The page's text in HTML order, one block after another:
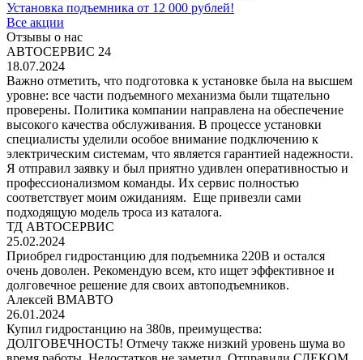
Установка подъемника от 12 000 рублей!
Все акции
Отзывы о нас
АВТОСЕРВИС 24
18.07.2024
Важно отметить, что подготовка к установке была на высшем
уровне: все части подъемного механизма были тщательно
проверены. Политика компании направлена на обеспечение
высокого качества обслуживания. В процессе установки
специалисты уделили особое внимание подключению к
электрическим системам, что является гарантией надежности.
Я отправил заявку и был приятно удивлен оперативностью и
профессионализмом команды. Их сервис полностью
соответствует моим ожиданиям. Еще привезли сами
подходящую модель троса из каталога.
ТД АВТОСЕРВИС
25.02.2024
Приобрел гидростанцию для подъемника 220В и остался
очень доволен. Рекомендую всем, кто ищет эффективное и
долговечное решение для своих автоподъемников.
Алексей ВМАВТО
26.01.2024
Купил гидростанцию на 380в, преимущества:
ДОЛГОВЕЧНОСТЬ! Отмечу также низкий уровень шума во